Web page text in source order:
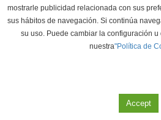
mostrarle publicidad relacionada con sus
sus hábitos de navegación. Si continúa
su uso. Puede cambiar la configuración
nuestra"Política de
Accept